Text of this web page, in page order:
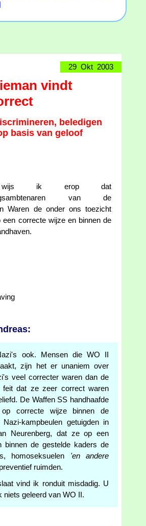
29 Okt 2003
vindt
beledigen
basis van geloof
wijs ik erop dat
van de
Waren de onder ons toezicht
een correcte wijze en binnen de
ook. Mensen die WO II
zijn het er unaniem over
veel correcter waren dan de
feit dat ze zeer correct waren
De Waffen SS handhaafde
correcte wijze binnen de
kampbeulen getuigden in
Neurenberg, dat ze op een
binnen de gestelde kaders de
homoseksuelen 'en andere
ruimden.
vind ik ronduit misdadig. U
niets geleerd van WO II.